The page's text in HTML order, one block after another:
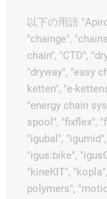
以下の用語
"chainge",
chain", "CTD",
"dryway", "easy
ketten", "e-
"energy chain
spool", "fixflex",
"igubal",
"igus:bike",
"kineKIT",
polymers",